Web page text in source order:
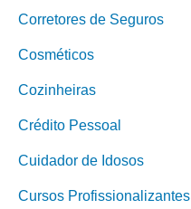
Corretores de Seguros
Cosméticos
Cozinheiras
Crédito Pessoal
Cuidador de Idosos
Cursos Profissionalizantes